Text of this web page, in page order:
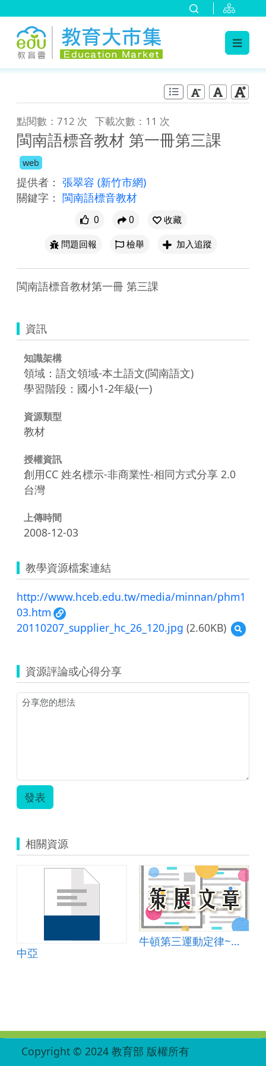
點閱數：712 次 下載次數：11 次
閩南語標音教材 第一冊第三課
web
提供者： 張翠容 (新竹市網)
關鍵字： 閩南語標音教材
0 0
收藏
問題回報
檢舉 加入追蹤
閩南語標音教材第一冊 第三課
資訊
知識架構
領域：語文領域-本土語文(閩南語文)
學習階段：國小1-2年級(一)
資源類型
教材
授權資訊
創用CC 姓名標示-非商業性-相同方式分享 2.0
台灣
上傳時間
2008-12-03
教學資源檔案連結
http://www.hceb.edu.tw/media/minnan/phm1
03.htm
20110207_supplier_hc_26_120.jpg (2.60KB)
預
覽
資源評論或心得分享
發表
相關資源
中亞
牛頓第三運動定律~理論與實作
Copyright © 2024 教育部 版權所有